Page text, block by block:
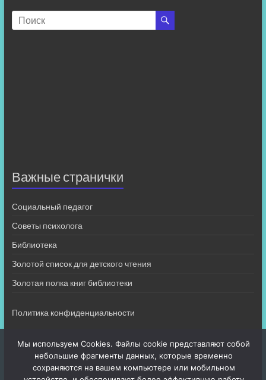
Важные странички
Социальный педагог
Советы психолога
Библиотека
Золотой список для детского чтения
Золотая полка книг библиотеки
Политика конфиденциальности
Мы используем Cookies. Файлы cookie представляют собой
небольшие фрагменты данных, которые временно
сохраняются на вашем компьютере или мобильном